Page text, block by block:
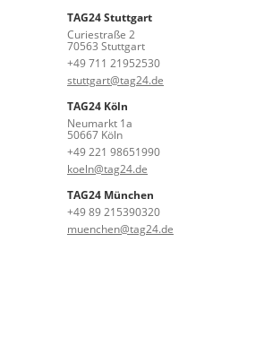
TAG24 Stuttgart
Curiestraße 2
70563 Stuttgart
+49 711 21952530
stuttgart@tag24.de
TAG24 Köln
Neumarkt 1a
50667 Köln
+49 221 98651990
koeln@tag24.de
TAG24 München
+49 89 215390320
muenchen@tag24.de